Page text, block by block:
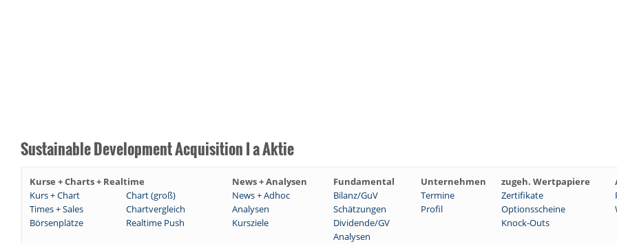
Sustainable Development Acquisition I a Aktie
Kurse + Charts + Realtime News + Analysen Fundamental Unternehmen zugeh. Wertpapiere
Kurs + Chart
Chart (groß) News + Adhoc Bilanz/GuV Termine Zertifikate
Times + Sales
Chartvergleich Analysen Schätzungen Profil Optionsscheine
Börsenplätze
Realtime Push Kursziele Dividende/GV
Knock-Outs
Analysen